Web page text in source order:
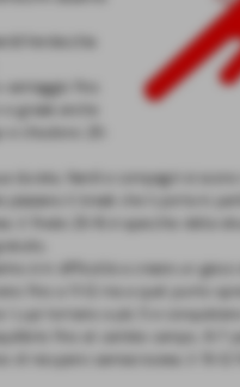
Verdecchia
fino
chiudono 25-
Nardi e compagni si
finale 25-16 è specchio della
è in difficoltà a creare un gioco
Lupi tornano a più 5 e
fino al cambio campo, 8-7
recupero santacrocese, il 15-12